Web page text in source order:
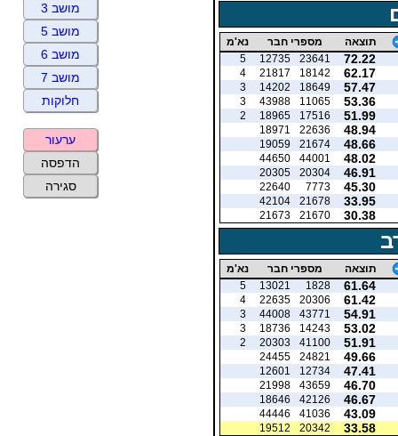
תוצאה מספרי חבר נא'מ
72.22
23641
12735
5
62.17
18142
21817
4
57.47
18649
14202
3
53.36
11065
43988
3
51.99
17516
18965
2
48.94
22636
18971
48.66
21674
19059
48.02
44001
44650
46.91
20304
20305
45.30
7773
22640
33.95
21678
42104
30.38
21670
21673
תוצאה מספרי חבר נא'מ
61.64
1828
13021
5
61.42
20306
22635
4
54.91
43771
44008
3
53.02
14243
18736
3
51.91
41100
20303
2
49.66
24821
24455
47.41
12734
12601
46.70
43659
21998
46.67
42126
18646
43.09
41036
44446
33.58
20342
19512
מושב 3
מושב 5
מושב 6
מושב 7
חלוקות
ערעור
הדפסה
סגירה